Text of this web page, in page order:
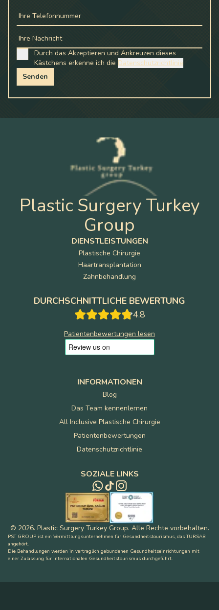
Ihre Telefonnummer
Ihre Nachricht
Durch das Akzeptieren und Ankreuzen dieses
Kästchens erkenne ich die Datenschutzrichtlinie
Senden
Plastic Surgery Turkey
Group
DIENSTLEISTUNGEN
Plastische Chirurgie
Haartransplantation
Zahnbehandlung
DURCHSCHNITTLICHE BEWERTUNG
4.8
Patientenbewertungen lesen
INFORMATIONEN
Blog
Das Team kennenlernen
All Inclusive Plastische Chirurgie
Patientenbewertungen
Datenschutzrichtlinie
SOZIALE LINKS
© 2026. Plastic Surgery Turkey Group. Alle Rechte vorbehalten.
PST GROUP ist ein Vermittlungsunternehmen für Gesundheitstourismus, das TÜRSAB
angehört.
Die Behandlungen werden in vertraglich gebundenen Gesundheitseinrichtungen mit
einer Zulassung für internationalen Gesundheitstourismus durchgeführt.